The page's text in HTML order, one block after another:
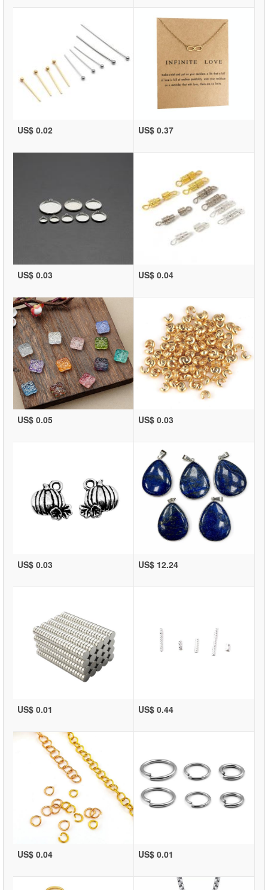
US$ 0.02 US$ 0.37
US$ 0.03 US$ 0.04
US$ 0.05 US$ 0.03
US$ 0.03 US$ 12.24
US$ 0.01 US$ 0.44
US$ 0.04 US$ 0.01